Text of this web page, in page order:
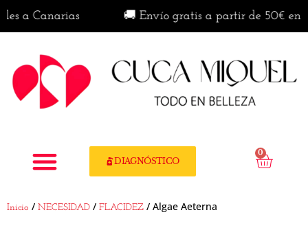
Canarias 🚚 Envío gratis a partir de 50€ en
DIAGNÓSTICO
0
Inicio / NECESIDAD / FLACIDEZ / Algae Aeterna